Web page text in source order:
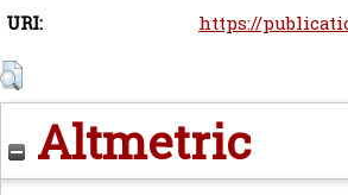
URI:
https://
Altmetric